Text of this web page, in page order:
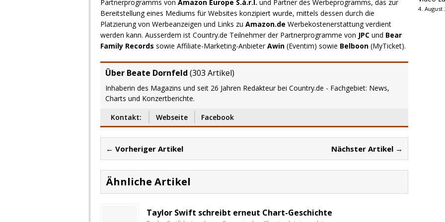
Partnerprogramms von Amazon Europe S.à.r.l. und Partner des Werbeprogramms, das zur
Bereitstellung eines Mediums für Websites konzipiert wurde, mittels dessen durch die
Platzierung von Werbeanzeigen und Links zu Amazon.de Werbekostenerstattung verdient
werden kann. Ausserdem ist Country.de Teilnehmer der Partnerprogramme von JPC und Bear
Family Records sowie Affiliate-Marketing-AnbieterAwin (Eventim) sowie Belboon (MyTicket).
Über Beate Dornfeld (303 Artikel)
Inhaberin des Magazins und seit 26 Jahren Redakteur bei Country.de - Fachgebiet: News,
Charts und Konzertberichte.
Kontakt:
Webseite Facebook
← Vorheriger Artikel Nächster Artikel →
Ähnliche Artikel
Taylor Swift schreibt erneut Chart-Geschichte
4. August